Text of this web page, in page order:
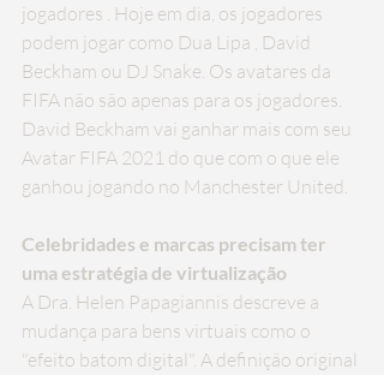
jogadores . Hoje em dia, os jogadores
podem jogar como Dua Lipa , David
Beckham ou DJ Snake. Os avatares da
FIFA não são apenas para os jogadores.
David Beckham vai ganhar mais com seu
Avatar FIFA 2021 do que com o que ele
ganhou jogando no Manchester United.
Celebridades e marcas precisam ter
uma estratégia de virtualização
A Dra. Helen Papagiannis descreve a
mudança para bens virtuais como o
"efeito batom digital". A definição original